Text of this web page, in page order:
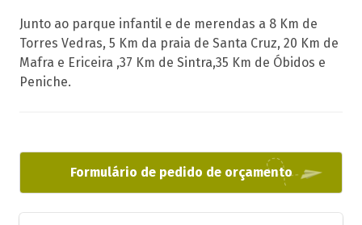
Junto ao parque infantil e de merendas a 8 Km de
Torres Vedras, 5 Km da praia de Santa Cruz, 20 Km de
Mafra e Ericeira ,37 Km de Sintra,35 Km de Óbidos e
Peniche.
Formulário de pedido de orçamento